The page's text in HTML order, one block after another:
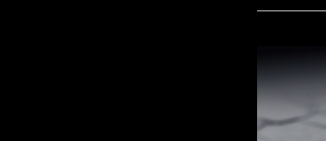
Ako
stiahnuť
Apple
Intelligence